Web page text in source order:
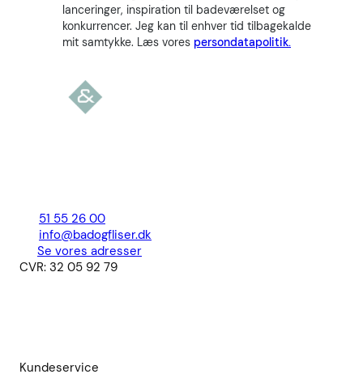
lanceringer, inspiration til badeværelset og
konkurrencer. Jeg kan til enhver tid tilbagekalde
mit samtykke. Læs vores persondatapolitik.
51 55 26 00
info@badogfliser.dk
Se vores adresser
CVR: 32 05 92 79
Kundeservice